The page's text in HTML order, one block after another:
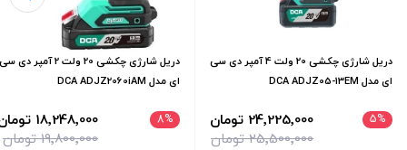
دریل شارژی چکشی 20 ولت 4 آمپر دی سی
ای مدل DCA ADJZ05-13EM
5%
25٬500٬000 تومان
24٬225٬000 تومان
دریل شارژی چکشی 20 ولت 2 آمپر دی سی
ای مدل DCA ADJZ2060iAM
8%
19٬800٬000 تومان
18٬248٬000 تومان